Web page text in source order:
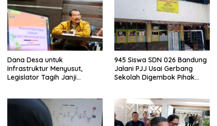
Dana Desa untuk
Infrastruktur Menyusut,
Legislator Tagih Janji
945 Siswa SDN 026 Bandung
Jalani PJJ Usai Gerbang
Sekolah Digembok Pihak